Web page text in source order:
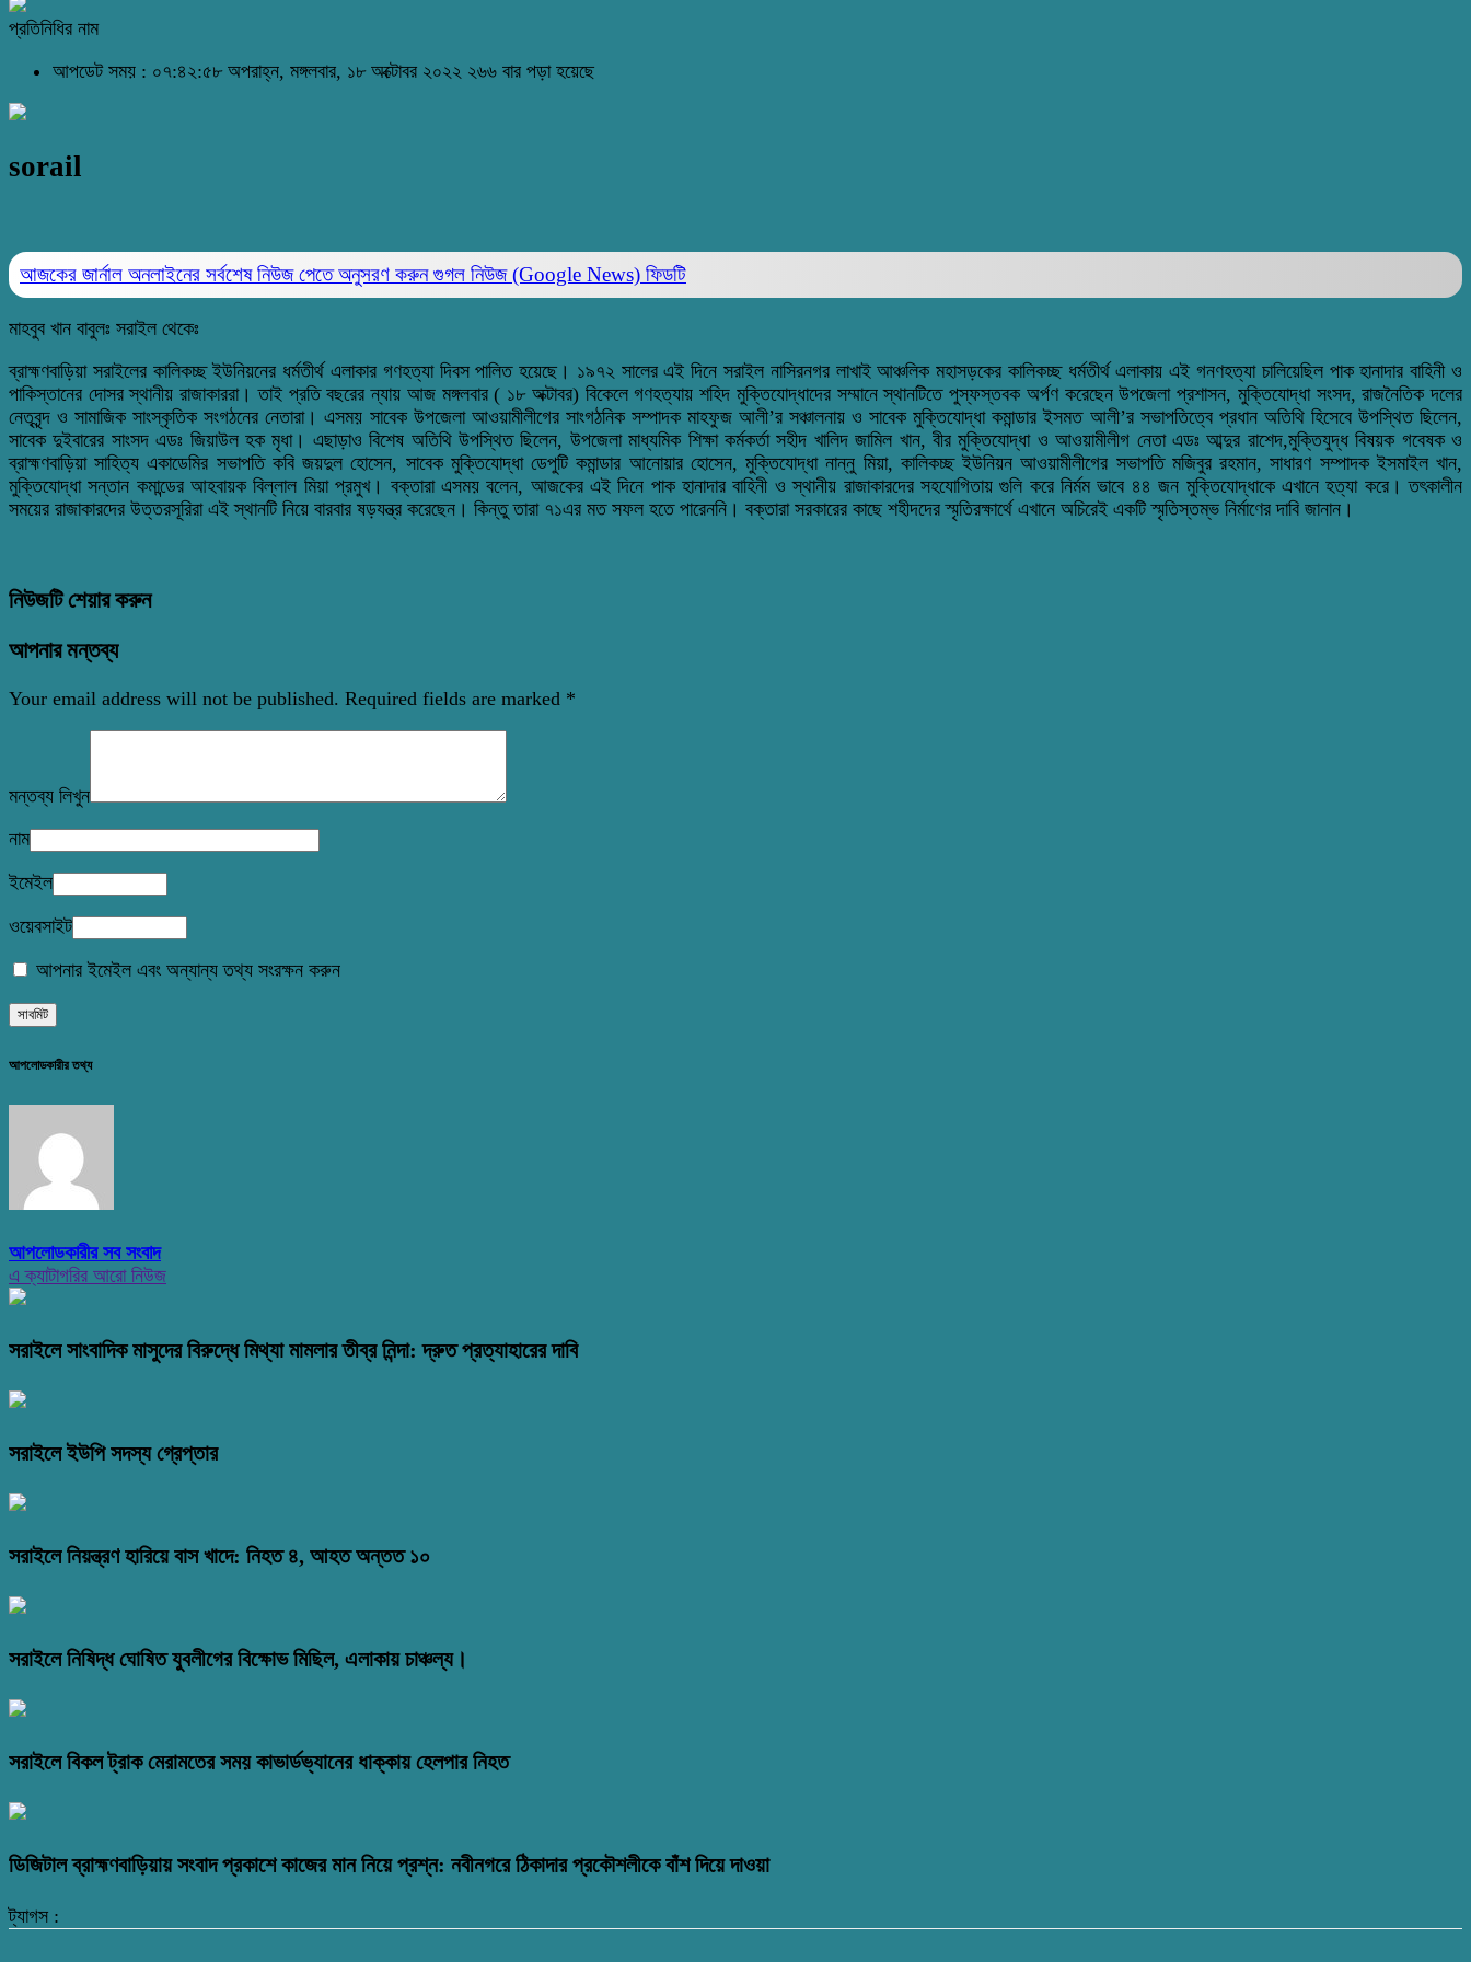
প্রতিনিধির নাম
আপডেট সময় : ০৭:৪২:৫৮ অপরাহ্ন, মঙ্গলবার, ১৮ অক্টোবর ২০২২ ২৬৬ বার পড়া হয়েছে
sorail
আজকের জার্নাল অনলাইনের সর্বশেষ নিউজ পেতে অনুসরণ করুনগুগল নিউজ (Google News) ফিডটি
মাহবুব খান বাবুলঃ সরাইল থেকেঃ
ব্রাহ্মণবাড়িয়া সরাইলের কালিকচ্ছ ইউনিয়নের ধর্মতীর্থ এলাকার গণহত্যা দিবস পালিত হয়েছে। ১৯৭২ সালের এই দিনে সরাইল নাসিরনগর লাখাই আঞ্চলিক মহাসড়কের কালিকচ্ছ ধর্মতীর্থ এলাকায় এই গনণহত্যা চালিয়েছিল পাক হানাদার বাহিনী ও
পাকিস্তানের দোসর স্থানীয় রাজাকাররা। তাই প্রতি বছরের ন্যায় আজ মঙ্গলবার ( ১৮ অক্টাবর) বিকেলে গণহত্যায় শহিদ মুক্তিযোদ্ধাদের সম্মানে স্থানটিতে পুস্ফস্তবক অর্পণ করেছেন উপজেলা প্রশাসন, মুক্তিযোদ্ধা সংসদ, রাজনৈতিক দলের
নেতৃবৃন্দ ও সামাজিক সাংস্কৃতিক সংগঠনের নেতারা। এসময় সাবেক উপজেলা আওয়ামীলীগের সাংগঠনিক সম্পাদক মাহফুজ আলী’র সঞ্চালনায় ও সাবেক মুক্তিযোদ্ধা কমান্ডার ইসমত আলী’র সভাপতিত্বে প্রধান অতিথি হিসেবে উপস্থিত ছিলেন,
সাবেক দুইবারের সাংসদ এডঃ জিয়াউল হক মৃধা। এছাড়াও বিশেষ অতিথি উপস্থিত ছিলেন, উপজেলা মাধ্যমিক শিক্ষা কর্মকর্তা সহীদ খালিদ জামিল খান, বীর মুক্তিযোদ্ধা ও আওয়ামীলীগ নেতা এডঃ আব্দুর রাশেদ,মুক্তিযুদ্ধ বিষয়ক গবেষক ও
ব্রাহ্মণবাড়িয়া সাহিত্য একাডেমির সভাপতি কবি জয়দুল হোসেন, সাবেক মুক্তিযোদ্ধা ডেপুটি কমান্ডার আনোয়ার হোসেন, মুক্তিযোদ্ধা নান্নু মিয়া, কালিকচ্ছ ইউনিয়ন আওয়ামীলীগের সভাপতি মজিবুর রহমান, সাধারণ সম্পাদক ইসমাইল খান,
মুক্তিযোদ্ধা সন্তান কমান্ডের আহবায়ক বিল্লাল মিয়া প্রমুখ। বক্তারা এসময় বলেন, আজকের এই দিনে পাক হানাদার বাহিনী ও স্থানীয় রাজাকারদের সহযোগিতায় গুলি করে নির্মম ভাবে ৪৪ জন মুক্তিযোদ্ধাকে এখানে হত্যা করে। তৎকালীন
সময়ের রাজাকারদের উত্তরসূরিরা এই স্থানটি নিয়ে বারবার ষড়যন্ত্র করেছেন। কিন্তু তারা ৭১এর মত সফল হতে পারেননি। বক্তারা সরকারের কাছে শহীদদের স্মৃতিরক্ষার্থে এখানে অচিরেই একটি স্মৃতিস্তম্ভ নির্মাণের দাবি জানান।
নিউজটি শেয়ার করুন
আপনার মন্তব্য
Your email address will not be published. Required fields are marked *
মন্তব্য লিখুন
নাম
ইমেইল
ওয়েবসাইট
আপনার ইমেইল এবং অন্যান্য তথ্য সংরক্ষন করুন
আপলোডকারীর তথ্য
আপলোডকারীর সব সংবাদ
এ ক্যাটাগরির আরো নিউজ
সরাইলে সাংবাদিক মাসুদের বিরুদ্ধে মিথ্যা মামলার তীব্র নিন্দা: দ্রুত প্রত্যাহারের দাবি
সরাইলে ইউপি সদস্য গ্রেপ্তার
সরাইলে নিয়ন্ত্রণ হারিয়ে বাস খাদে: নিহত ৪, আহত অন্তত ১০
সরাইলে নিষিদ্ধ ঘোষিত যুবলীগের বিক্ষোভ মিছিল, এলাকায় চাঞ্চল্য।
সরাইলে বিকল ট্রাক মেরামতের সময় কাভার্ডভ্যানের ধাক্কায় হেলপার নিহত
ডিজিটাল ব্রাহ্মণবাড়িয়ায় সংবাদ প্রকাশে কাজের মান নিয়ে প্রশ্ন: নবীনগরে ঠিকাদার প্রকৌশলীকে বাঁশ দিয়ে দাওয়া
ট্যাগস :